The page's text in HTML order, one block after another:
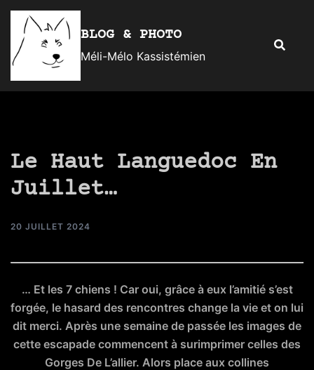
Aller
contenu
BLOG & PHOTO
Méli-Mélo Kassistémien
Le Haut Languedoc En
Juillet…
20 JUILLET 2024
… Et les 7 chiens ! Car oui, grâce à eux l’amitié s’est
forgée, le hasard des rencontres change la vie et on lui
dit merci. Après une semaine de passée les images de
cette escapade commencent à surimprimer celles des
Gorges De L’allier. Alors place aux collines